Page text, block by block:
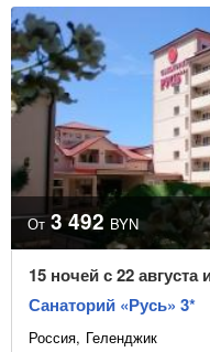
От 3 492 BYN
15 ночей с 22 августа
Санаторий «Русь» 3*
Россия Геленджик